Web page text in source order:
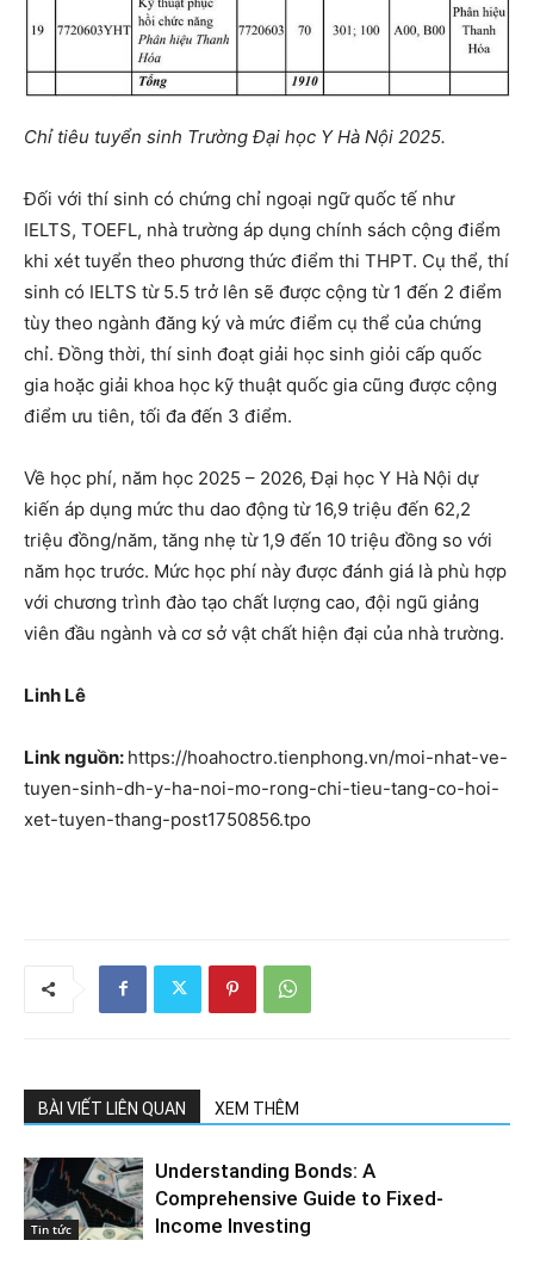
Chỉ tiêu tuyển sinh Trường Đại học Y Hà Nội 2025.
Đối với thí sinh có chứng chỉ ngoại ngữ quốc tế như
IELTS, TOEFL, nhà trường áp dụng chính sách cộng điểm
khi xét tuyển theo phương thức điểm thi THPT. Cụ thể, thí
sinh có IELTS từ 5.5 trở lên sẽ được cộng từ 1 đến 2 điểm
tùy theo ngành đăng ký và mức điểm cụ thể của chứng
chỉ. Đồng thời, thí sinh đoạt giải học sinh giỏi cấp quốc
gia hoặc giải khoa học kỹ thuật quốc gia cũng được cộng
điểm ưu tiên, tối đa đến 3 điểm.
Về học phí, năm học 2025 – 2026, Đại học Y Hà Nội dự
kiến áp dụng mức thu dao động từ 16,9 triệu đến 62,2
triệu đồng/năm, tăng nhẹ từ 1,9 đến 10 triệu đồng so với
năm học trước. Mức học phí này được đánh giá là phù hợp
với chương trình đào tạo chất lượng cao, đội ngũ giảng
viên đầu ngành và cơ sở vật chất hiện đại của nhà trường.
Linh Lê
Link nguồn: https://hoahoctro.tienphong.vn/moi-nhat-ve-
tuyen-sinh-dh-y-ha-noi-mo-rong-chi-tieu-tang-co-hoi-
xet-tuyen-thang-post1750856.tpo
BÀI VIẾT LIÊN QUAN XEM THÊM
Tin tức
Understanding Bonds: A
Comprehensive Guide to Fixed-
Income Investing